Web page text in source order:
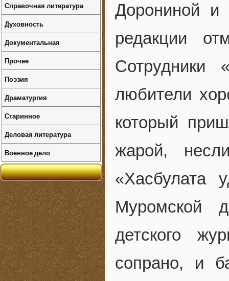
Дорониной и
редакции
Сотрудники
любители
который
жарой,
«Хасбулата
Муромской
детского
сопрано, и
Справочная литература
Духовность
Документальная
Прочее
Поэзия
Драматургия
Старинное
Деловая литература
Военное дело